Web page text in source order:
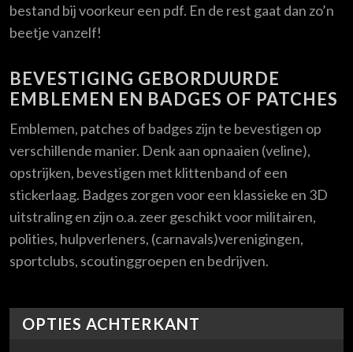
bestand bij voorkeur een pdf. En de rest gaat dan zo’n
beetje vanzelf!
BEVESTIGING GEBORDUURDE
EMBLEMEN EN BADGES OF PATCHES
Emblemen, patches of badges zijn te bevestigen op
verschillende manier. Denk aan opnaaien (veline),
opstrijken, bevestigen met klittenband of een
stickerlaag. Badges zorgen voor een klassieke en 3D
uitstraling en zijn o.a. zeer geschikt voor militairen,
polities, hulpverleners, (carnavals)verenigingen,
sportclubs, scoutinggroepen en bedrijven.
OPTIES ACHTERKANT